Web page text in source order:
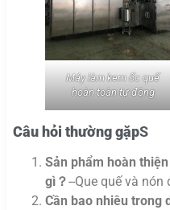
Máy làm kem ốc quế
hoàn toàn tự động
Câu hỏi thường gặpS
Sản phẩm hoàn
gì？--Que quế và
Cần bao nhiêu trong